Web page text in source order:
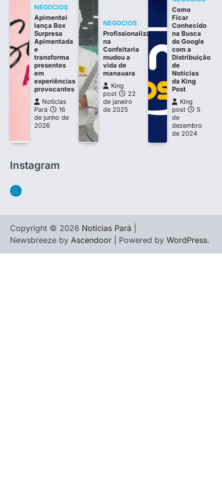
NEGOCIOS
Apimentei
lança Box
Surpresa
Apimentada
e
transforma
presentes
em
experiências
provocantes
Notícias
Pará
16
de junho de
2026
NEGOCIOS
Profissionalização
na
Confeitaria
mudou a
vida de
manauara
King
post
22
de janeiro
de 2025
Como
Ficar
Conhecido
na Busca
do Google
com a
Distribuição
de
Notícias
da King
Post
King
post
5
de
dezembro
de 2024
Instagram
Instagram
Copyright © 2026 Notícias Pará
Newsbreeze by Ascendoor | Powered by WordPress.